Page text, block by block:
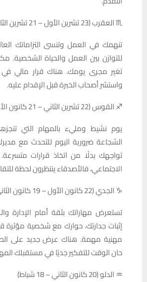
♏ العقرب (23 تشرين الأول – 21 تشرين الثاني)
تنهمك في العمل وتنسى التزاماتك
للتوازن بين العمل والحياة الشخصية.
تغير مجرى يومك. هناك قرار مالي في
واستشر أصحاب الخبرة قبل الإقدام عليه.
♐ القوس (22 تشرين الثاني – 21 كانون الأول)
يوم نشيط ومليء بالمهام التي
الشجاعة ضرورية اليوم للتحدث مع
تواجهك بدلًا من اتخاذ قرارات
الاجتماعي، فالأصدقاء ينتظرون لحظة
♑ الجدي (22 كانون الأول – 19 كانون الثاني)
تستعرض مهاراتك بثقة أمام الإدارة
إثبات جدارتك. حوارك مع شخصية مؤثرة
مهنية مهمة. هناك عرض جديد على
حان الوقت للتفكير جديًا في مستقبلك
♒ الدلو (20 كانون الثاني – 18 شباط)